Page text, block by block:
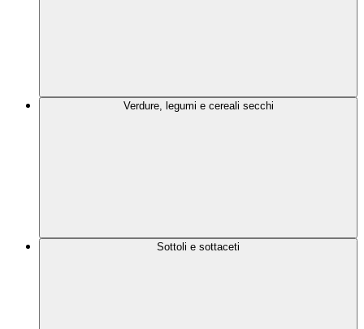
Verdure, legumi e cereali secchi
Sottoli e sottaceti